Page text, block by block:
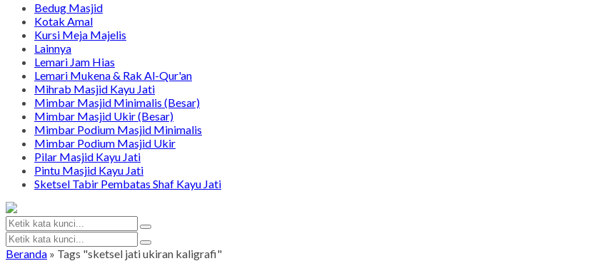
Bedug Masjid
Kotak Amal
Kursi Meja Majelis
Lainnya
Lemari Jam Hias
Lemari Mukena & Rak Al-Qur'an
Mihrab Masjid Kayu Jati
Mimbar Masjid Minimalis (Besar)
Mimbar Masjid Ukir (Besar)
Mimbar Podium Masjid Minimalis
Mimbar Podium Masjid Ukir
Pilar Masjid Kayu Jati
Pintu Masjid Kayu Jati
Sketsel Tabir Pembatas Shaf Kayu Jati
Beranda » Tags "sketsel jati ukiran kaligrafi"